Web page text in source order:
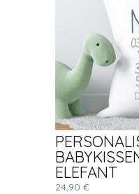
ELEFANT
24,90 €